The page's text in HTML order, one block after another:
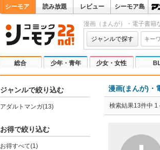
シーモア 読み放題 レビュー シーモア島
漫画（まんが）・電子書籍
ジャンルで探す
総合 少年・青年 少女・女性
ジャンルで絞り込む
アダルトマンガ(13)
お得で絞り込む
お得すべて(1)
漫画(まんが)・
検索結果13件中 1